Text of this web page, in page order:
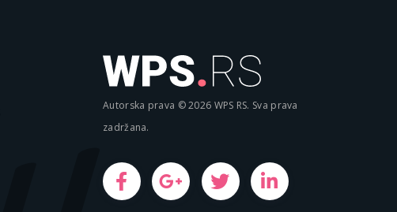
Autorska prava © 2026 WPS RS. Sva prava
zadržana.